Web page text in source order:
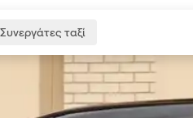
Συνεργάτες ταξί